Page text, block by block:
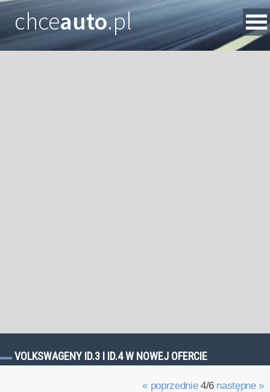
chceauto.pl
VOLKSWAGENY ID.3 I ID.4 W NOWEJ OFERCIE
« poprzednie4/6 następne »